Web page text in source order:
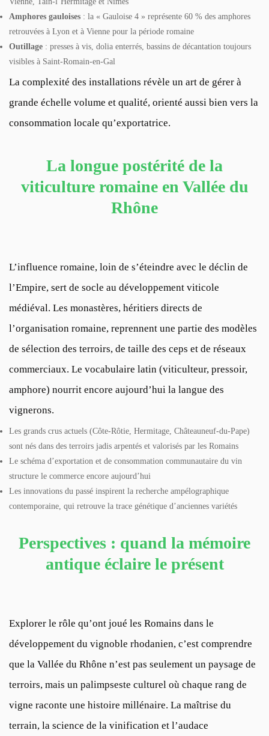
Amphores gauloises : la « Gauloise 4 » représente 60 % des amphores
retrouvées à Lyon et à Vienne pour la période romaine
Outillage : presses à vis, dolia enterrés, bassins de décantation toujours
visibles à Saint-Romain-en-Gal
La complexité des installations révèle un art de gérer à
grande échelle volume et qualité, orienté aussi bien vers la
consommation locale qu’exportatrice.
La longue postérité de la
viticulture romaine en Vallée du
Rhône
L’influence romaine, loin de s’éteindre avec le déclin de
l’Empire, sert de socle au développement viticole
médiéval. Les monastères, héritiers directs de
l’organisation romaine, reprennent une partie des modèles
de sélection des terroirs, de taille des ceps et de réseaux
commerciaux. Le vocabulaire latin (viticulteur, pressoir,
amphore) nourrit encore aujourd’hui la langue des
vignerons.
Les grands crus actuels (Côte-Rôtie, Hermitage, Châteauneuf-du-Pape)
sont nés dans des terroirs jadis arpentés et valorisés par les Romains
Le schéma d’exportation et de consommation communautaire du vin
structure le commerce encore aujourd’hui
Les innovations du passé inspirent la recherche ampélographique
contemporaine, qui retrouve la trace génétique d’anciennes variétés
Perspectives : quand la mémoire
antique éclaire le présent
Explorer le rôle qu’ont joué les Romains dans le
développement du vignoble rhodanien, c’est comprendre
que la Vallée du Rhône n’est pas seulement un paysage de
terroirs, mais un palimpseste culturel où chaque rang de
vigne raconte une histoire millénaire. La maîtrise du
terrain, la science de la vinification et l’audace